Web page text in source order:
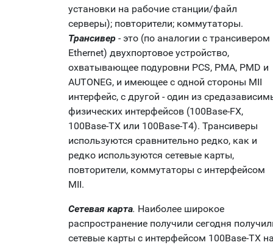
установки на рабочие станции/файл
серверы); повторители; коммутаторы.
Трансивер - это (по аналогии с трансивером
Ethernet) двухпортовое устройство,
охватывающее подуровни PCS, PMA, PMD и
AUTONEG, и имеющее с одной стороны MII
интерфейс, с другой - один из
физических интерфейсов (100Base-FX,
100Base-TX или 100Base-T4). Трансиверы
используются сравнительно редко, как и
редко используются сетевые карты,
повторители, коммутаторы с интерфейсом
MII.
Сетевая карта. Наиболее широкое
распространение получили сегодня
сетевые карты с интерфейсом 100Base-TX